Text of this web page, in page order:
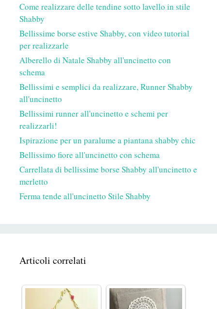
Come realizzare delle tendine sotto lavello in stile
Shabby
Bellissime borse estive Shabby, con video tutorial
per realizzarle
Alberello di Natale Shabby all'uncinetto con
schema
Bellissimi e semplici da realizzare, Runner Shabby
all'uncinetto
Bellissimi runner all'uncinetto e schemi per
realizzarli!
Ispirazione per un paralume a piantana shabby chic
Bellissimo fiore all'uncinetto con schema
Carrellata di bellissime borse Shabby all'uncinetto e
merletto
Ferma tende all'uncinetto Stile Shabby
Articoli correlati